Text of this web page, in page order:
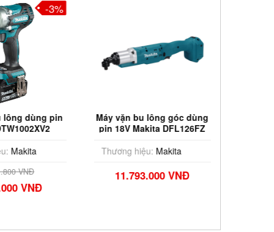
lông dùng pin
Makita
VNĐ
VNĐ
-3%
Máy vặn bu lông góc dùng
pin 18V Makita DFL126FZ
Thương hiệu: Makita
11.793.000 VNĐ